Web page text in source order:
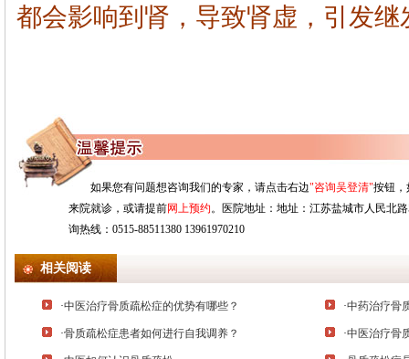
都会影响到肾，导致肾虚，引发
如果您有问题想咨询我们的专家，请点击右边"咨询吴登清"按钮，
来院就诊，或请提前网上预约。医院地址：地址：江苏盐城市人民北
询热线：0515-88511380 13961970210
相关阅读
·中医治疗骨质疏松症的优势有哪些？ ·中药治疗骨
·骨质疏松症患者如何进行自我调养？ ·中医治疗骨